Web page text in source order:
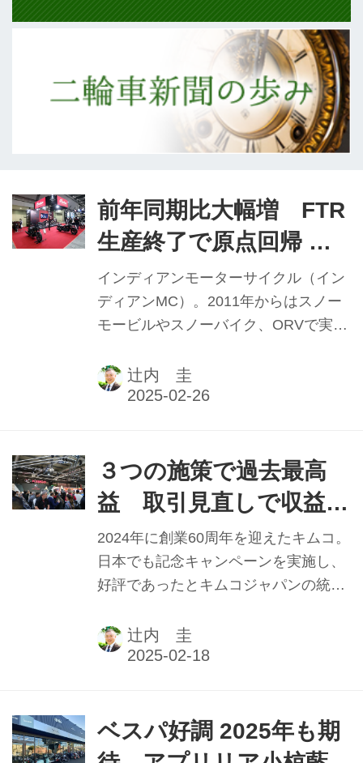
前年同期比大幅増 FTR
生産終了で原点回帰 ポ
ラリスジャパン 藤原
裕史代表 【2024年実績
と2025年抱負】
インディアンモーターサイクル（イン
ディアンMC）。2011年からはスノー
モービルやスノーバイク、ORVで実績
いる。19年には日本法人ポラリスジャ
パンが立ち上がり、国内販売台数を順
年同月比159％を記録。好調ぶりを見
せている。本記事は2025年1月1日発行
の本紙「新年特別号」に掲載したもの
です。
辻内 圭
３つの施策で過去最高
益 取引見直しで収益増
キムコジャパン 平井
健三統括部長 【2024年
実績と2025年抱負】
2024年に創業60周年を迎えたキムコ。
日本でも記念キャンペーンを実施し、
好評であったとキムコジャパンの統括
ては国内販売台数こそ前年並みだが、
「ほぼ過去最高益は確実」であると11
載したものです。
辻内 圭
ベスパ好調 2025年も期